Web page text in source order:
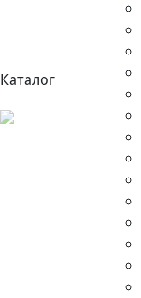
Каталог